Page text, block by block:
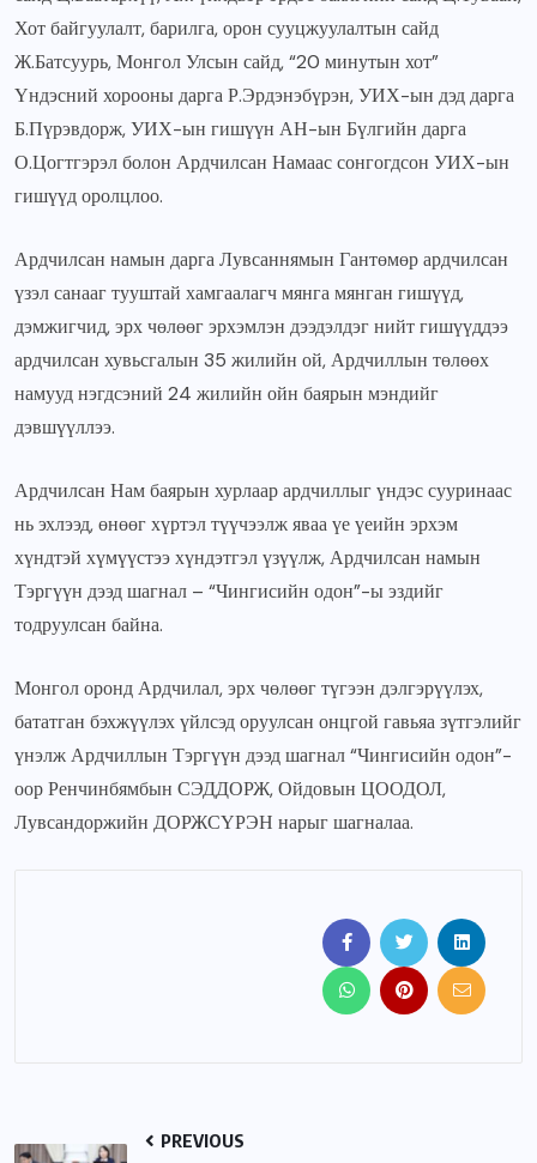
Хот байгуулалт, барилга, орон сууцжуулалтын сайд
Ж.Батсуурь, Монгол Улсын сайд, “20 минутын хот”
Үндэсний хорооны дарга Р.Эрдэнэбүрэн, УИХ-ын дэд дарга
Б.Пүрэвдорж, УИХ-ын гишүүн АН-ын Бүлгийн дарга
О.Цогтгэрэл болон Ардчилсан Намаас сонгогдсон УИХ-ын
гишүүд оролцлоо.
Ардчилсан намын дарга Лувсаннямын Гантөмөр ардчилсан
үзэл санааг тууштай хамгаалагч мянга мянган гишүүд,
дэмжигчид, эрх чөлөөг эрхэмлэн дээдэлдэг нийт гишүүддээ
ардчилсан хувьсгалын 35 жилийн ой, Ардчиллын төлөөх
намууд нэгдсэний 24 жилийн ойн баярын мэндийг
дэвшүүллээ.
Ардчилсан Нам баярын хурлаар ардчиллыг үндэс сууринаас
нь эхлээд, өнөөг хүртэл түүчээлж яваа үе үеийн эрхэм
хүндтэй хүмүүстээ хүндэтгэл үзүүлж, Ардчилсан намын
Тэргүүн дээд шагнал – “Чингисийн одон”-ы эздийг
тодруулсан байна.
Монгол оронд Ардчилал, эрх чөлөөг түгээн дэлгэрүүлэх,
бататган бэхжүүлэх үйлсэд оруулсан онцгой гавьяа зүтгэлийг
үнэлж Ардчиллын Тэргүүн дээд шагнал “Чингисийн одон”-
оор Ренчинбямбын СЭДДОРЖ, Ойдовын ЦООДОЛ,
Лувсандоржийн ДОРЖСҮРЭН нарыг шагналаа.
PREVIOUS